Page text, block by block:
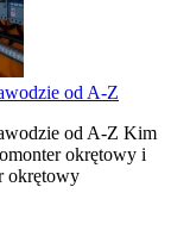
od A-Z
od A-Z Kim
okrętowy i
okrętowy